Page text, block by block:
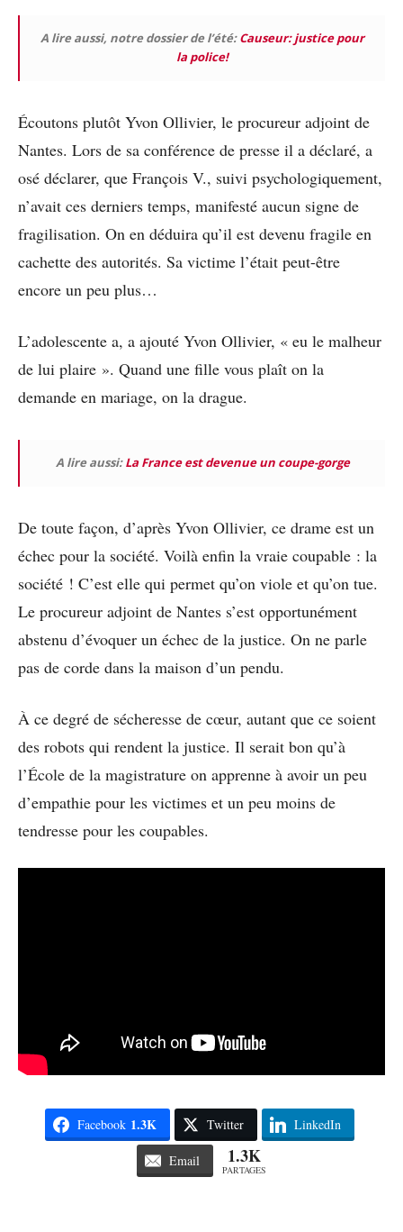
A lire aussi, notre dossier de l’été:Causeur: justice pour
la police!
Écoutons plutôt Yvon Ollivier, le procureur adjoint de
Nantes. Lors de sa conférence de presse il a déclaré, a
osé déclarer, que François V., suivi psychologiquement,
n’avait ces derniers temps, manifesté aucun signe de
fragilisation. On en déduira qu’il est devenu fragile en
cachette des autorités. Sa victime l’était peut-être
encore un peu plus…
L’adolescente a, a ajouté Yvon Ollivier, « eu le malheur
de lui plaire ». Quand une fille vous plaît on la
demande en mariage, on la drague.
A lire aussi:La France est devenue un coupe-gorge
De toute façon, d’après Yvon Ollivier, ce drame est un
échec pour la société. Voilà enfin la vraie coupable : la
société ! C’est elle qui permet qu’on viole et qu’on tue.
Le procureur adjoint de Nantes s’est opportunément
abstenu d’évoquer un échec de la justice. On ne parle
pas de corde dans la maison d’un pendu.
À ce degré de sécheresse de cœur, autant que ce soient
des robots qui rendent la justice. Il serait bon qu’à
l’École de la magistrature on apprenne à avoir un peu
d’empathie pour les victimes et un peu moins de
tendresse pour les coupables.
Facebook 1.3K Twitter LinkedIn
Email 1.3K
PARTAGES